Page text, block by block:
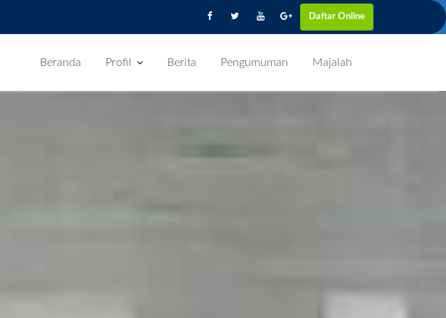
Daftar Online
Beranda Profil Berita Pengumuman Majalah